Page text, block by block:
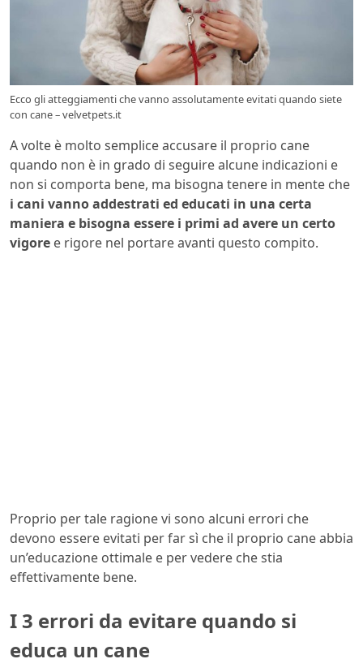
Ecco gli atteggiamenti che vanno assolutamente evitati quando siete
con cane – velvetpets.it
A volte è molto semplice accusare il proprio cane
quando non è in grado di seguire alcune indicazioni e
non si comporta bene, ma bisogna tenere in mente che
i cani vanno addestrati ed educati in una certa
maniera e bisogna essere i primi ad avere un certo
vigore e rigore nel portare avanti questo compito.
Proprio per tale ragione vi sono alcuni errori che
devono essere evitati per far sì che il proprio cane abbia
un’educazione ottimale e per vedere che stia
effettivamente bene.
I 3 errori da evitare quando si
educa un cane